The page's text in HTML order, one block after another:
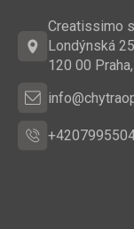
Creatissimo
Londýnská
120 00